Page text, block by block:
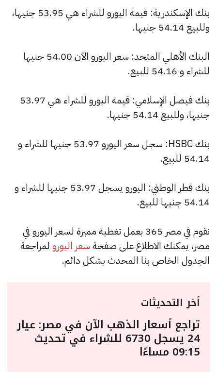
بنك الإسكندرية: قيمة اليورو للشراء هي 53.95 جنيها،
وللبيع 54.14 جنيها.
البنك الأهلي المتحد: سعر اليورو الآن 54.00 جنيها
للشراء و 54.16 للبيع.
بنك فيصل الإسلامي: قيمة اليورو للشراء هي 53.97
جنيها، وللبيع 54.14 جنيها.
بنك HSBC: سجل سعر اليورو 53.97 جنيها للشراء و
54.14 للبيع.
بنك قطر الوطني: اليورو يسجل 53.97 جنيها للشراء و
54.14 جنيها للبيع.
نقوم في مصر 365 بعمل تغطية مميزة لسعر اليورو في
مصر، يمكنك الاطلاع على صفحة سعر اليورو لمراجعة
الجدول الخاص بنا المحدث بشكل دائم.
أخر التحديثات
تراجع أسعار الذهب الآن في مصر: عيار
24 يسجل 6730 للشراء في تحديث
09:15 مساءًا